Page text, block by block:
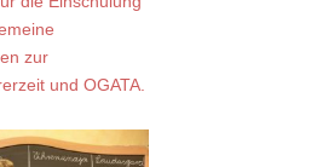
zur
und OGATA.